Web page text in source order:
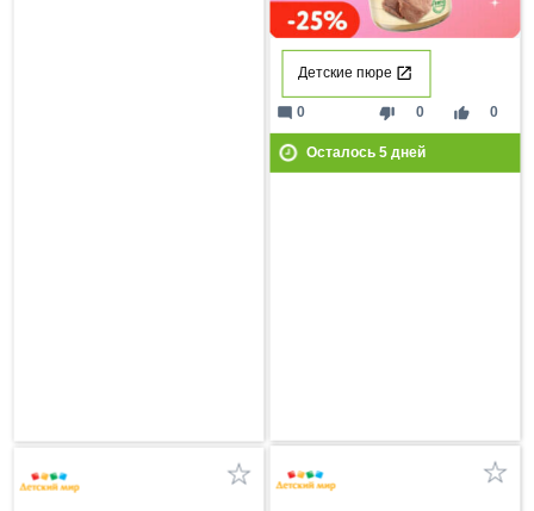
Детские пюре
thumb_down 0 thumb_up 0
mode_comment 0
Осталось 5дней